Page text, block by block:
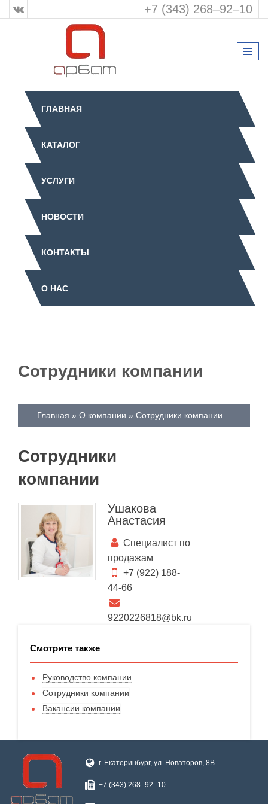
+7 (343) 268‒92‒10
ГЛАВНАЯ
КАТАЛОГ
УСЛУГИ
НОВОСТИ
КОНТАКТЫ
О НАС
Сотрудники компании
Главная О компании Сотрудники компании
Сотрудники
компании
Ушакова
Анастасия
Специалист по
продажам
+7 (922) 188-
44-66
9220226818@bk.ru
Смотрите также
Руководство компании
Сотрудники компании
Вакансии компании
г. Екатеринбург, ул. Новаторов, 8В
+7 (343) 268‒92‒10